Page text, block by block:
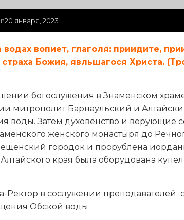
20 января, 2023
водах вопиет, глаголя: приидите,
страха Божия, явльшагося Христа.
богослужения в Знаменском
митрополит Барнаульский и
воды. Затем духовенство и
женского монастыря до
городок и прорублена
края была оборудована
Ректор в сослужении преподавателей
Обской воды.